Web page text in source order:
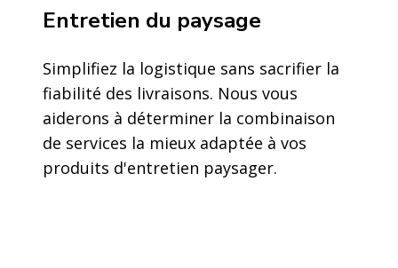
Entretien du paysage
Simplifiez la logistique sans sacrifier la
fiabilité des livraisons. Nous vous
aiderons à déterminer la combinaison
de services la mieux adaptée à vos
produits d'entretien paysager.